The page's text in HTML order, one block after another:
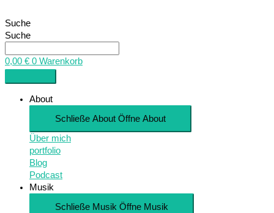
Suche
Suche
0,00 € 0 Warenkorb
About
Schließe About Öffne About
Über mich
portfolio
Blog
Podcast
Musik
Schließe Musik Öffne Musik